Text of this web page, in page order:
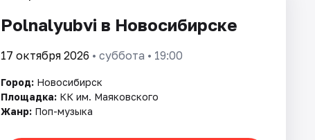
Polnalyubvi в Новосибирске
17 октября 2026 • суббота • 19:00
Город: Новосибирск
Площадка: КК им. Маяковского
Жанр: Поп-музыка